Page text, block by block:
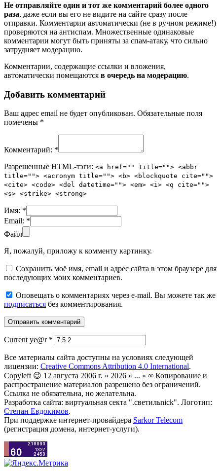
Не отправляйте один и тот же комментарий более одного
раза, даже если вы его не видите на сайте сразу после
отправки. Комментарии автоматически (не в ручном режиме!)
проверяются на антиспам. Множественные одинаковые
комментарии могут быть приняты за спам-атаку, что сильно
затрудняет модерацию.
Комментарии, содержащие ссылки и вложения,
автоматически помещаются в очередь на модерацию.
Добавить комментарий
Ваш адрес email не будет опубликован. Обязательные поля
помечены *
Комментарий: *
Разрешенные HTML-тэги: <a href="" title=""> <abbr
title=""> <acronym title=""> <b> <blockquote cite="">
<cite> <code> <del datetime=""> <em> <i> <q cite="">
<s> <strike> <strong>
Имя: *
Email: *
Файл
Я, пожалуй, приложу к комменту картинку.
Сохранить моё имя, email и адрес сайта в этом браузере для
последующих моих комментариев.
Оповещать о комментариях через e-mail. Вы можете так же
подписаться без комментирования.
Current ye@r *
Все материалы сайта доступны на условиях следующей
лицензии: Creative Commons Attribution 4.0 International.
Copyleft 😉 12 августа 2006 г. » 2026 » ... » ∞ Копирование и
распространение материалов разрешено без ограничений.
Ссылка не обязательна, но желательна.
Разработка сайта: виртуальная секта ".светильnick". Логотип:
Степан Евдокимов.
При поддержке интернет-провайдера Sarkor Telecom
(регистрация домена, интернет-услуги).